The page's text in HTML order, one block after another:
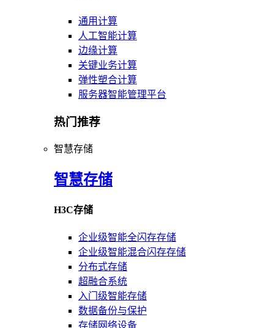
通用计算
人工智能计算
边缘计算
关键业务计算
弹性塑合计算
服务器智能管理平台
热门推荐
智慧存储
智慧存储
H3C存储
企业级智能全闪存存储
企业级智能混合闪存存储
分布式存储
超融合系统
入门级智能存储
数据备份与保护
存储网络设备